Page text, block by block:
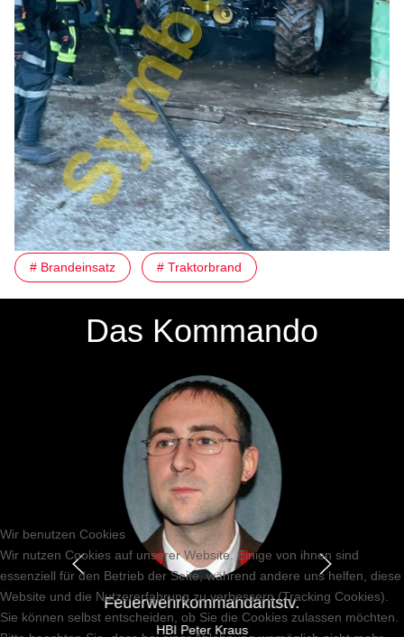
# Brandeinsatz # Traktorbrand
Das Kommando
Feuerwehrkommandantstv.
HBI Peter Kraus
Wir benutzen Cookies
Wir nutzen Cookies auf unserer Website. Einige von ihnen sind
essenziell für den Betrieb der Seite, während andere uns helfen, diese
Website und die Nutzererfahrung zu verbessern (Tracking Cookies).
Sie können selbst entscheiden, ob Sie die Cookies zulassen möchten.